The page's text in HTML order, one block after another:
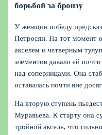
борьбой за бронзу
У женщин победу
Петросян. На тот момент
акселем и четверным
элементов давало ей
над соперницами. Она
оставалась почти вне
На вторую ступень
Муравьева. К старту она
тройной аксель, что